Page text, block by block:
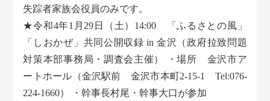
失踪者家族会役員のみです。
★令和4年1月29日（土）14:00 「ふるさとの風」
「しおかぜ」共同公開収録 in 金沢（政府拉致問題
対策本部事務局・調査会主催） ・場所 金沢市ア
ートホール（金沢駅前 金沢市本町2-15-1 Tel:076-
224-1660） ・幹事長村尾・幹事大口が参加